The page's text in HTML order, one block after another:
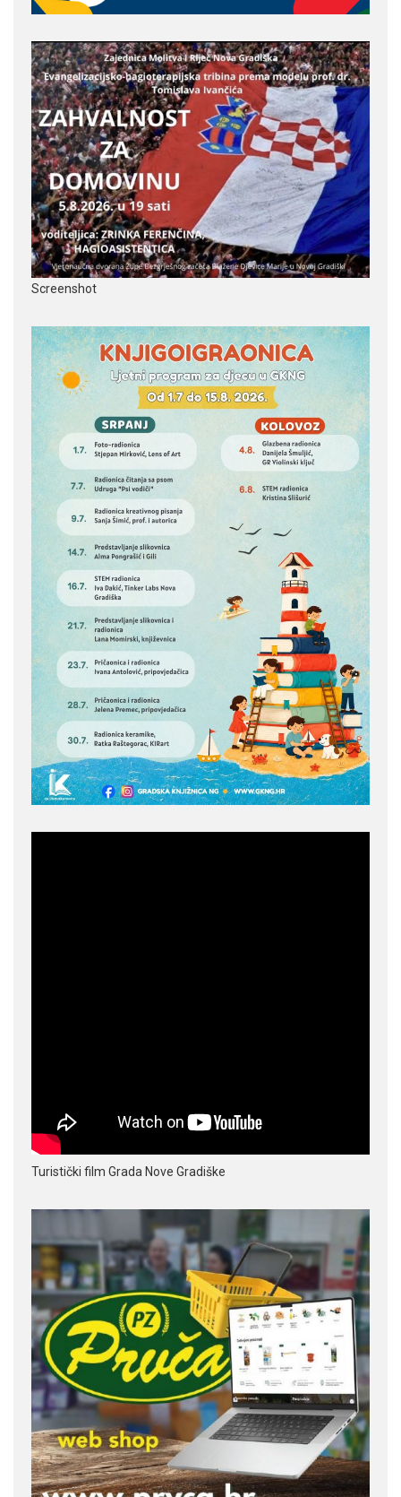
Screenshot
Turistički film Grada Nove Gradiške